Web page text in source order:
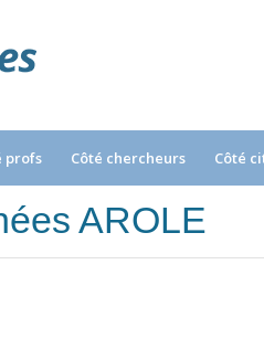
profs Côté chercheurs Côté
AROLE